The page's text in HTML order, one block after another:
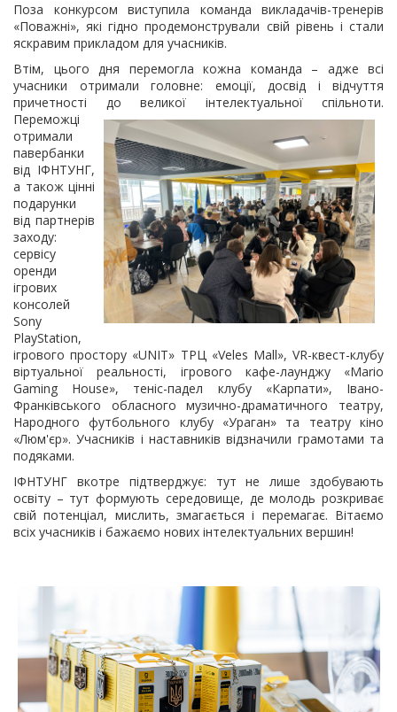
Поза конкурсом виступила команда викладачів-тренерів
«Поважні», які гідно продемонстрували свій рівень і стали
яскравим прикладом для учасників.
Втім, цього дня перемогла кожна команда – адже всі
учасники отримали головне: емоції, досвід і відчуття
причетності до великої інтелектуальної спільноти.
Переможці
отримали
павербанки
від ІФНТУНГ,
а також цінні
подарунки
від партнерів
заходу:
сервісу
оренди
ігрових
консолей
Sony
PlayStation,
ігрового простору «UNIT» ТРЦ «Veles Mall», VR-квест-клубу
віртуальної реальності, ігрового кафе-лаунджу «Mario
Gaming House», теніс-падел клубу «Карпати», Івано-
Франківського обласного музично-драматичного театру,
Народного футбольного клубу «Ураган» та театру кіно
«Люм'єр». Учасників і наставників відзначили грамотами та
подяками.
ІФНТУНГ вкотре підтверджує: тут не лише здобувають
освіту – тут формують середовище, де молодь розкриває
свій потенціал, мислить, змагається і перемагає. Вітаємо
всіх учасників і бажаємо нових інтелектуальних вершин!